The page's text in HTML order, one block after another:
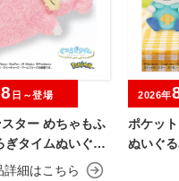
ター めちゃもふ
ぎタイムぬいぐる
日～登場
ポケッ
ぬいぐ
ニー・
2026年